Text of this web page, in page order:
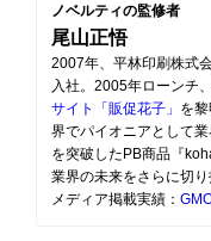
ノベルティの監修者
尾山正悟
2007年、平林印刷株式
入社。2005年ローンチ
サイト「販促花子」 を
界でパイオニアとして
を突破したPB商品『
業界の未来をさらに切り
メディア掲載実績：